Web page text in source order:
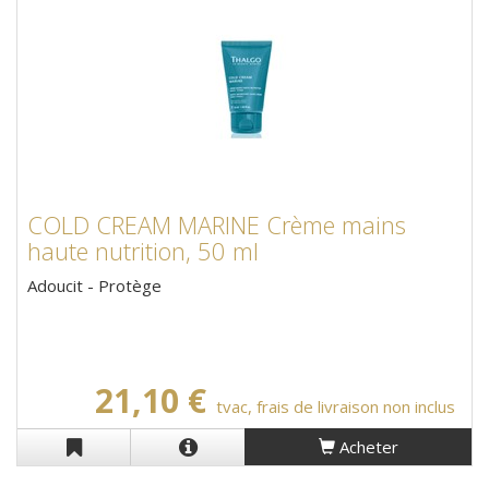
COLD CREAM MARINE Crème mains
haute nutrition, 50 ml
Adoucit - Protège
21,10 € tvac, frais de livraison non inclus
Acheter